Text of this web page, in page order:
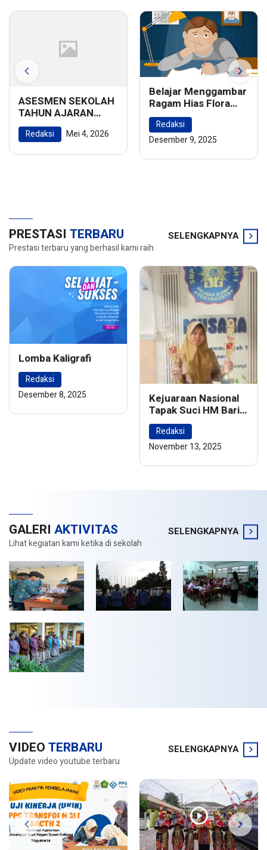
ASESMEN SEKOLAH
TAHUN AJARAN
2025/2026
Redaksi Mei 4, 2026
Belajar Menggambar
Ragam Hias Flora
dan Fauna:
Menghidupkan
Keindahan Alam
Redaksi
Desember 9, 2025
PRESTASI TERBARU
Prestasi terbaru yang berhasil kami raih
SELENGKAPNYA
Lomba Kaligrafi
Redaksi
Desember 8, 2025
Kejuaraan Nasional
Tapak Suci HM Barie
Rsyad Championship
2024
Redaksi
November 13, 2025
GALERI AKTIVITAS
Lihat kegiatan kami ketika di sekolah
SELENGKAPNYA
VIDEOTERBARU
Update video youtube terbaru
SELENGKAPNYA